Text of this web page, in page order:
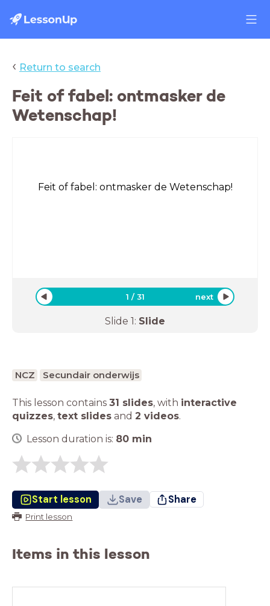
‹ Return to search
Feit of fabel: ontmasker de
Wetenschap!
Feit of fabel: ontmasker de Wetenschap!
1 /31 next
Slide 1: Slide
NCZ Secundair onderwijs
This lesson contains 31 slides, with interactive
quizzes, text slides and 2 videos.
Lesson duration is: 80 min
Start lesson Save Share
Print lesson
Items in this lesson